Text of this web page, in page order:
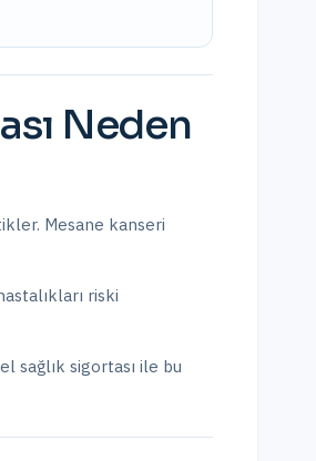
Neden
Mesane kanseri
riski
sağlık sigortası ile bu